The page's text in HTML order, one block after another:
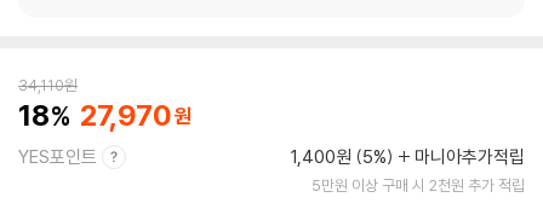
34,110원
18 27,970
YES포인트 1,400원 (5%) 마니아추가적립
5만원 이상 구매 시 2천원 추가 적립